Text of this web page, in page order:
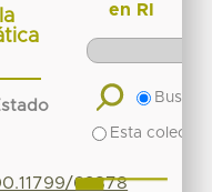
62878
en RI
Buscar
Esta